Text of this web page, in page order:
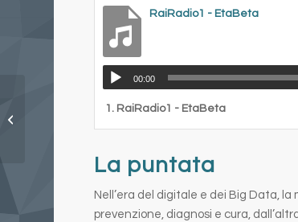
RaiRadio1 - EtaBeta
00:00
1. RaiRadio1 - EtaBeta
La puntata
Nell’era del digitale e dei Big Data,
prevenzione, diagnosi e cura,
integrale del meeting
Italia-Cina a Tor